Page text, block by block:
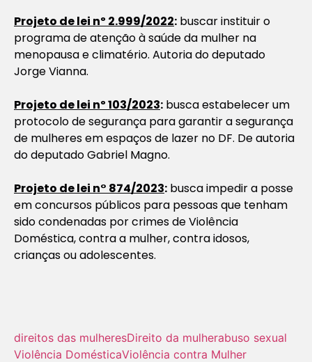
Projeto de lei nº 2.999/2022: buscar instituir o
programa de atenção à saúde da mulher na
menopausa e climatério. Autoria do deputado
Jorge Vianna.
Projeto de lei nº 103/2023: busca estabelecer um
protocolo de segurança para garantir a segurança
de mulheres em espaços de lazer no DF. De autoria
do deputado Gabriel Magno.
Projeto de lei n° 874/2023: busca impedir a posse
em concursos públicos para pessoas que tenham
sido condenadas por crimes de Violência
Doméstica, contra a mulher, contra idosos,
crianças ou adolescentes.
direitos das mulheresDireito da mulherabuso sexual
Violência DomésticaViolência contra Mulher